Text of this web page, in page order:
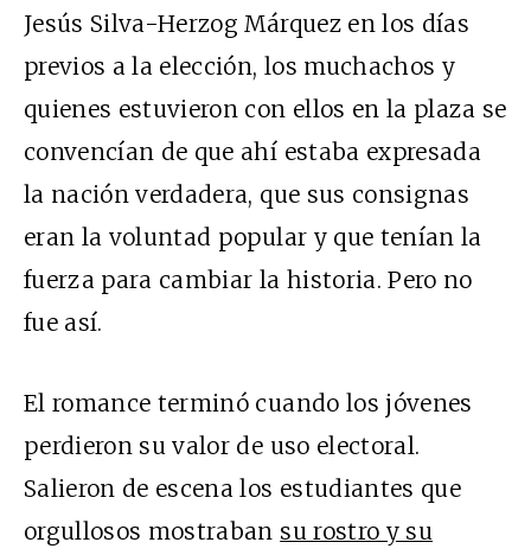
Jesús Silva-Herzog Márquez en los días
previos a la elección, los muchachos y
quienes estuvieron con ellos en la plaza se
convencían de que ahí estaba expresada
la nación verdadera, que sus consignas
eran la voluntad popular y que tenían la
fuerza para cambiar la historia. Pero no
fue así.
El romance terminó cuando los jóvenes
perdieron su valor de uso electoral.
Salieron de escena los estudiantes que
orgullosos mostraban su rostro y su